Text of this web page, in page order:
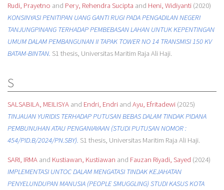
Rudi, Prayetno and Pery, Rehendra Sucipta and Heni, Widiyanti(2020)
KONSINYASI PENITIPAN UANG GANTI RUGI PADA PENGADILAN NEGERI
TANJUNGPINANG TERHADAP PEMBEBASAN LAHAN UNTUK KEPENTINGAN
UMUM DALAM PEMBANGUNAN II TAPAK TOWER NO 14 TRANSMISI 150 KV
BATAM-BINTAN. S1 thesis, Universitas Maritim Raja Ali Haji.
S
SALSABILA, MEILISYAand Endri, Endriand Ayu, Efritadewi(2025)
TINJAUAN YURIDIS TERHADAP PUTUSAN BEBAS DALAM TINDAK PIDANA
PEMBUNUHAN ATAU PENGANIAYAAN (STUDI PUTUSAN NOMOR :
454/PID.B/2024/PN.SBY). S1 thesis, Universitas Maritim Raja Ali Haji.
SARI, IRMAand Kustiawan, Kustiawan and Fauzan Riyadi, Sayed (2024)
IMPLEMENTASI UNTOC DALAM MENGATASI TINDAK KEJAHATAN
PENYELUNDUPAN MANUSIA (PEOPLE SMUGGLING) STUDI KASUS KOTA